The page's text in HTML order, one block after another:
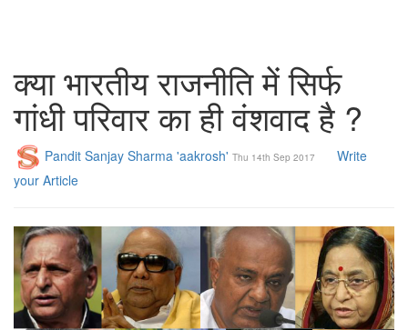
क्या भारतीय राजनीति में सिर्फ
गांधी परिवार का ही वंशवाद है ?
Pandit Sanjay Sharma 'aakrosh' Thu 14th Sep 2017
Write
your Article